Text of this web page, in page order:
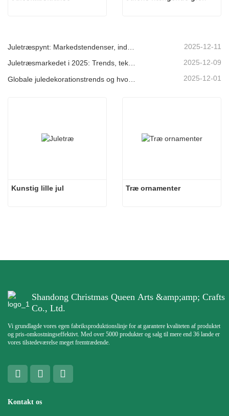
2025-12-11
Juletræsmarkedet i 2025: Trends, teknologier og indkøbsguide til B2B-købere 2025-12-09
2025-12-01
Kunstig lille jul Træ ornamenter
Shandong Christmas Queen Arts &amp;amp; Crafts
Co., Ltd.
Vi grundlagde vores egen fabriksproduktionslinje for at garantere kvaliteten af ​​produktet
og pris-omkostningseffektivt. Med over 5000 produkter og salg til mere end 36 lande er
vores tilstedeværelse meget fremtrædende.
Kontakt os